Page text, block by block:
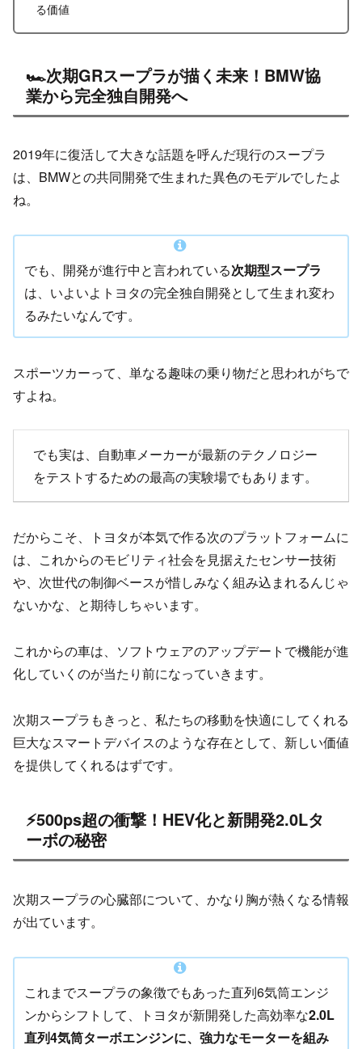
る価値
🏎️次期GRスープラが描く未来！BMW協
業から完全独自開発へ
2019年に復活して大きな話題を呼んだ現行のスープラ
は、BMWとの共同開発で生まれた異色のモデルでしたよ
ね。
でも、開発が進行中と言われている次期型スープラ
は、いよいよトヨタの完全独自開発として生まれ変わ
るみたいなんです。
スポーツカーって、単なる趣味の乗り物だと思われがちで
すよね。
でも実は、自動車メーカーが最新のテクノロジー
をテストするための最高の実験場でもあります。
だからこそ、トヨタが本気で作る次のプラットフォームに
は、これからのモビリティ社会を見据えたセンサー技術
や、次世代の制御ベースが惜しみなく組み込まれるんじゃ
ないかな、と期待しちゃいます。
これからの車は、ソフトウェアのアップデートで機能が進
化していくのが当たり前になっていきます。
次期スープラもきっと、私たちの移動を快適にしてくれる
巨大なスマートデバイスのような存在として、新しい価値
を提供してくれるはずです。
⚡500ps超の衝撃！HEV化と新開発2.0Lタ
ーボの秘密
次期スープラの心臓部について、かなり胸が熱くなる情報
が出ています。
これまでスープラの象徴でもあった直列6気筒エンジ
ンからシフトして、トヨタが新開発した高効率な2.0L
直列4気筒ターボエンジンに、強力なモーターを組み